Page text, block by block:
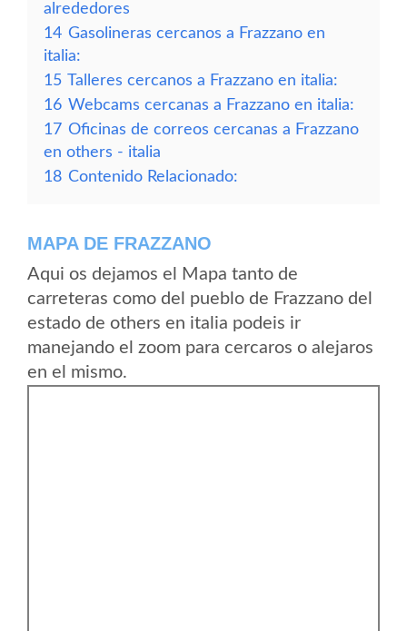
alrededores
14 Gasolineras cercanos a Frazzano en
italia:
15 Talleres cercanos a Frazzano en italia:
16 Webcams cercanas a Frazzano en italia:
17 Oficinas de correos cercanas a Frazzano
en others - italia
18 Contenido Relacionado:
MAPA DE FRAZZANO
Aqui os dejamos el Mapa tanto de
carreteras como del pueblo de Frazzano del
estado de others en italia podeis ir
manejando el zoom para cercaros o alejaros
en el mismo.